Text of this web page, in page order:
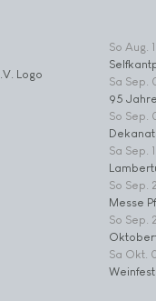
Logo
So Aug.
Sa Sep.
95
So Sep.
Sa Sep.
So Sep.
Messe
So Sep.
Sa Okt.